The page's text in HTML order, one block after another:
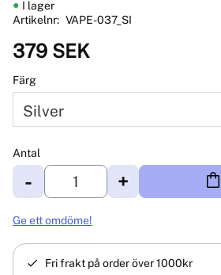
379 SEK
Färg
Antal
+
-
I lager
Artikelnr
VAPE-037_SI
Ge ett omdöme!
Fri frakt på order över 1000kr